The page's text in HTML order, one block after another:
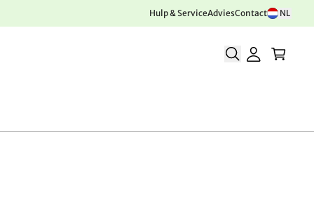
Hulp & ServiceAdviesContact NL